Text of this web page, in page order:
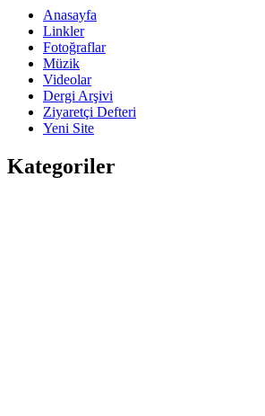
Anasayfa
Linkler
Fotoğraflar
Müzik
Videolar
Dergi Arşivi
Ziyaretçi Defteri
Yeni Site
Kategoriler